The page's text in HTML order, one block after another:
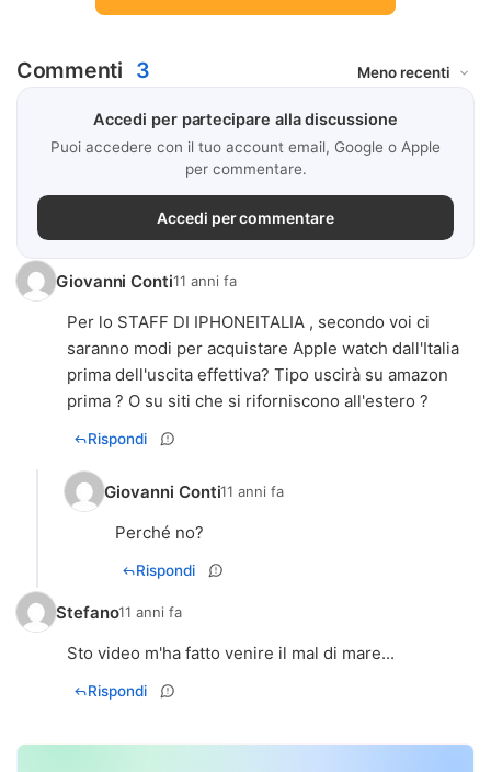
Commenti 3
Accedi per partecipare alla discussione
Puoi accedere con il tuo account email, Google o Apple
per commentare.
Accedi per commentare
Giovanni Conti11 anni fa
Per lo STAFF DI IPHONEITALIA , secondo voi ci
saranno modi per acquistare Apple watch dall'Italia
prima dell'uscita effettiva? Tipo uscirà su amazon
prima ? O su siti che si riforniscono all'estero ?
Rispondi
Giovanni Conti11 anni fa
Perché no?
Rispondi
Stefano11 anni fa
Sto video m'ha fatto venire il mal di mare...
Rispondi